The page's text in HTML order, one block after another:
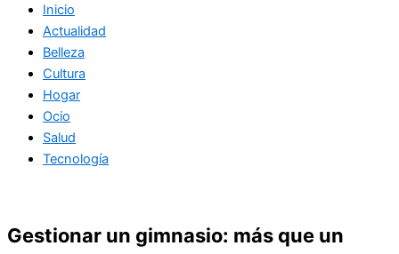
Inicio
Actualidad
Belleza
Cultura
Hogar
Ocio
Salud
Tecnología
Gestionar un gimnasio: más que un